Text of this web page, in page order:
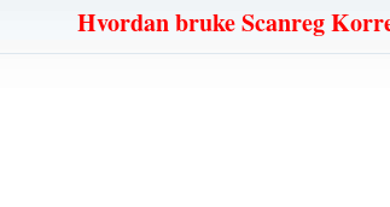
Hvordan bruke Scanreg